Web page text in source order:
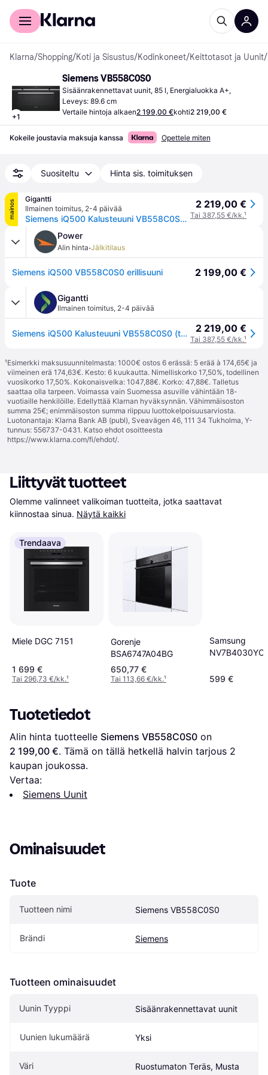
Kuluttajille
Klarna/Shopping/Koti ja Sisustus/Kodinkoneet/Keittotasot ja Uunit/
+1
Siemens VB558C0S0
Sisäänrakennettavat uunit, 85 l, Energialuokka A+,
Leveys: 89.6 cm
Vertaile hintoja alkaen2 199,00 €kohti2 219,00 €
Kokeile joustavia maksuja kanssa Opettele miten
Suositeltu Hinta sis. toimituksen
mainos
Gigantti
Ilmainen toimitus, 2-4 päivää
Siemens iQ500 Kalusteuuni VB558C0S0 (teräs)
2 219,00 €
Tai 387,55 €/kk.¹
Power
Alin hinta·Jälkitilaus
Siemens iQ500 VB558C0S0 erillisuuni 2 199,00 €
Gigantti
Ilmainen toimitus, 2-4 päivää
Siemens iQ500 Kalusteuuni VB558C0S0 (teräs) 2 219,00 €
Tai 387,55 €/kk.¹
¹Esimerkki maksusuunnitelmasta: 1000€ ostos 6 erässä: 5 erää à 174,65€ ja
viimeinen erä 174,63€. Kesto: 6 kuukautta. Nimelliskorko 17,50%, todellinen
vuosikorko 17,50%. Kokonaisvelka: 1047,88€. Korko: 47,88€. Talletus
saattaa olla tarpeen. Voimassa vain Suomessa asuville vähintään 18-
vuotiaille henkilöille. Edellyttää Klarnan hyväksynnän. Vähimmäisoston
summa 25€; enimmäisoston summa riippuu luottokelpoisuusarviosta.
Luotonantaja: Klarna Bank AB (publ), Sveavägen 46, 111 34 Tukholma, Y-
tunnus: 556737-0431. Katso ehdot osoitteesta
https://www.klarna.com/fi/ehdot/.
Liittyvät tuotteet
Olemme valinneet valikoiman tuotteita, jotka saattavat
kiinnostaa sinua. Näytä kaikki
Trendaava
Miele DGC 7151
1 699 €
Tai 296,73 €/kk.¹
Gorenje
BSA6747A04BG
650,77 €
Tai 113,66 €/kk.¹
Samsung
599 €
Tuotetiedot
Alin hinta tuotteelle Siemens VB558C0S0
2 199,00 €. Tämä on tällä hetkellä halvin tarjous 2
kaupan joukossa.
Vertaa:
Siemens Uunit
Ominaisuudet
Tuote
Tuotteen nimi Siemens VB558C0S0
Brändi Siemens
Tuotteen ominaisuudet
Uunin Tyyppi Sisäänrakennettavat uunit
Uunien lukumäärä Yksi
Väri Ruostumaton Teräs, Musta